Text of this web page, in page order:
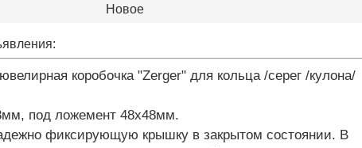
Новое
коробочка "Zerger" для кольца /серег /кулона/
под ложемент 48х48мм.
фиксирующую крышку в закрытом состоянии. В